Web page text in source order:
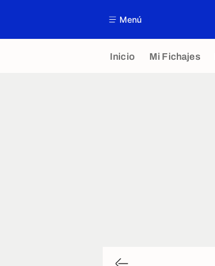
Menú
Inicio Mi Fichajes